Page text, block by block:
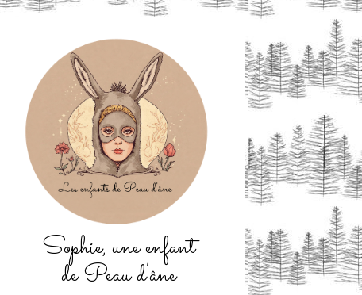
Sophie, une enfant
de Peau d'âne